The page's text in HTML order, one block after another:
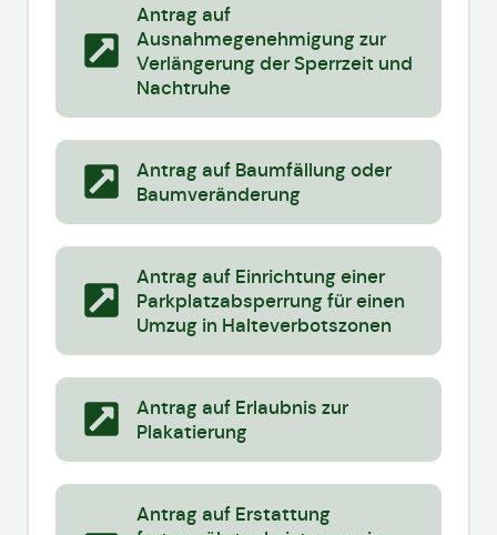
Antrag auf
Ausnahmegenehmigung zur
Verlängerung der Sperrzeit und
Nachtruhe
Antrag auf Baumfällung oder
Baumveränderung
Antrag auf Einrichtung einer
Parkplatzabsperrung für einen
Umzug in Halteverbotszonen
Antrag auf Erlaubnis zur
Plakatierung
Antrag auf Erstattung